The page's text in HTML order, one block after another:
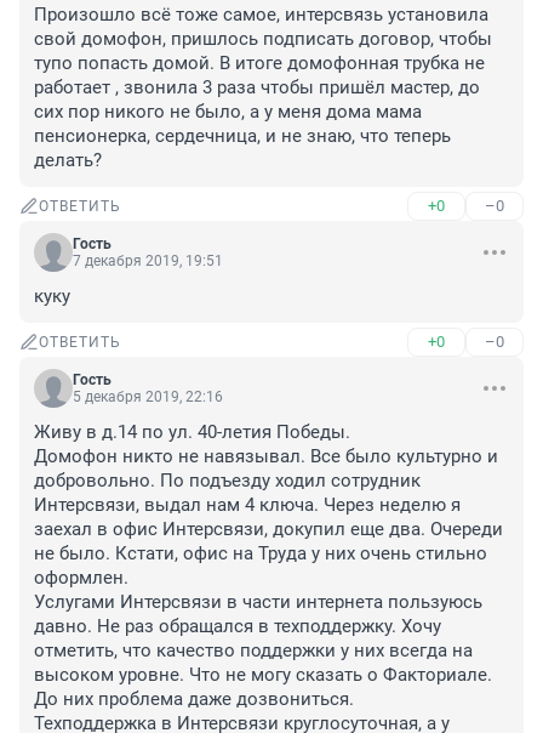
Произошло всё тоже самое, интерсвязь установила
свой домофон, пришлось подписать договор, чтобы
тупо попасть домой. В итоге домофонная трубка не
работает , звонила 3 раза чтобы пришёл мастер, до
сих пор никого не было, а у меня дома мама
пенсионерка, сердечница, и не знаю, что теперь
делать?
ОТВЕТИТЬ +0 –0
Гость
7 декабря 2019, 19:51
куку
ОТВЕТИТЬ +0 –0
Гость
5 декабря 2019, 22:16
Живу в д.14 по ул. 40-летия Победы.
Домофон никто не навязывал. Все было культурно и
добровольно. По подъезду ходил сотрудник
Интерсвязи, выдал нам 4 ключа. Через неделю я
заехал в офис Интерсвязи, докупил еще два. Очереди
не было. Кстати, офис на Труда у них очень стильно
оформлен.
Услугами Интерсвязи в части интернета пользуюсь
давно. Не раз обращался в техподдержку. Хочу
отметить, что качество поддержки у них всегда на
высоком уровне. Что не могу сказать о Факториале.
До них проблема даже дозвониться.
Техподдержка в Интерсвязи круглосуточная, а у